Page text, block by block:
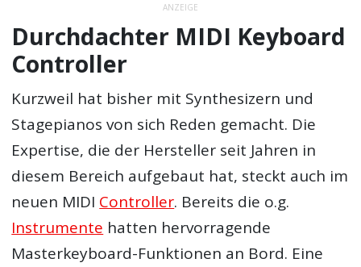
ANZEIGE
Durchdachter MIDI Keyboard
Controller
Kurzweil hat bisher mit Synthesizern und
Stagepianos von sich Reden gemacht. Die
Expertise, die der Hersteller seit Jahren in
diesem Bereich aufgebaut hat, steckt auch im
neuen MIDI Controller. Bereits die o.g.
Instrumente hatten hervorragende
Masterkeyboard-Funktionen an Bord. Eine